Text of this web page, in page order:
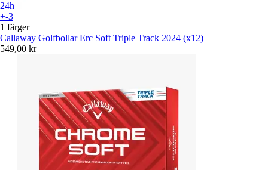
24h
+-3
1 färger
Callaway Golfbollar Erc Soft Triple Track 2024 (x12)
549,00 kr